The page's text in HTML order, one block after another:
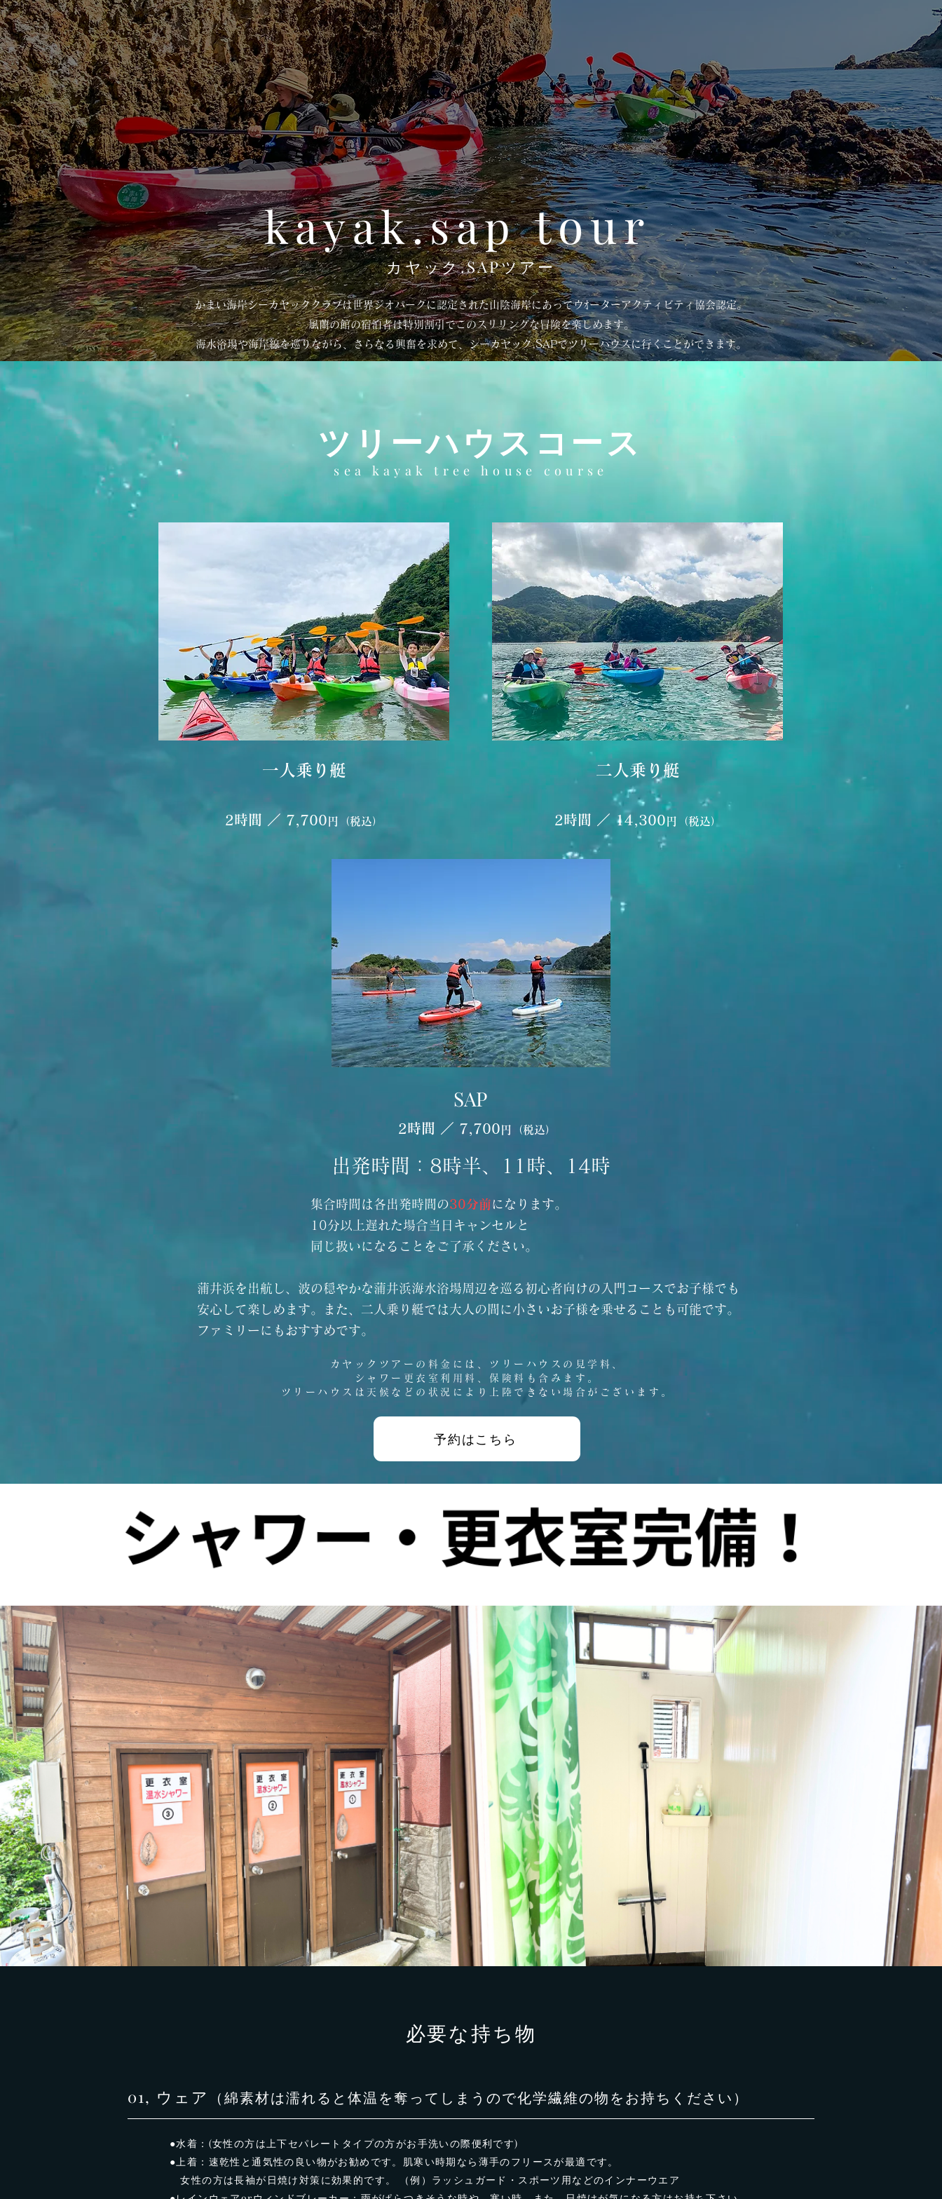
kayak.saptour
カヤック.SAPツアー
かまい海岸シーカヤッククラブは世界ジオパークに認定された山陰海岸にあってウｵーターアクティビティ協会認定。
風蘭の館の宿泊者は特別割引でこのスリリングな冒険を楽しめます。
海水浴場や海岸線を巡りながら、さらなる興奮を求めて、シーカヤック,SAPでツリーハウスに行くことができます。
ツリーハウスコース
sea kayak tree house course
一人乗り艇
2時間 ／ 7,700 円（税込）
二人乗り艇
2時間 ／ 14,300 円（税込）
SAP
2時間 ／ 7,700 円（税込）
出発時間：8時半、11時、14時
​集合時間は各出発時間の30分前になります。
10分以上遅れた場合当日キャンセルと
同じ扱いになることをご了承ください。
蒲井浜を出航し、波の穏やかな蒲井浜海水浴場周辺を巡る初心者向けの入門コースでお子様でも
安心して楽しめます。また、二人乗り艇では大人の間に小さいお子様を乗せることも可能です。
ファミリーにもおすすめです。
カヤックツアーの料金には、ツリーハウスの見学料、
シャワー更衣室利用料、保険料も含みます。
ツリーハウスは​天候などの状況により上陸できない場合がございます。
予約はこちら
必要な持ち物
01, ウェア （綿素材は濡れると体温を奪ってしまうので化学繊維の物をお持ちください）
●水着：(女性の方は上下セパレートタイプの方がお手洗いの際便利です)
●上着：速乾性と通気性の良い物がお勧めです。肌寒い時期なら薄手のフリースが最適です。
女性の方は長袖が日焼け対策に効果的です。 （例）ラッシュガード・スポーツ用などのインナーウエア